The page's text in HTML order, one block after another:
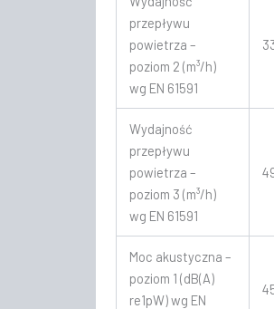
przepływu
powietrza –
poziom 2 (m³/h)
wg EN 61591
Wydajność
przepływu
powietrza –
poziom 3 (m³/h)
wg EN 61591
Moc akustyczna –
poziom 1 (dB(A)
re1pW) wg EN